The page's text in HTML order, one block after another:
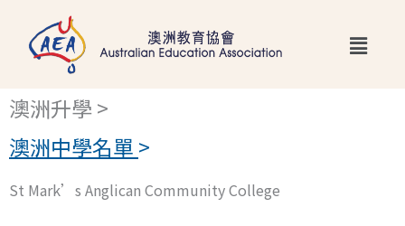
要
容
Main
澳洲升學 >
澳洲中學名單 >
St Mark’s Anglican Community College